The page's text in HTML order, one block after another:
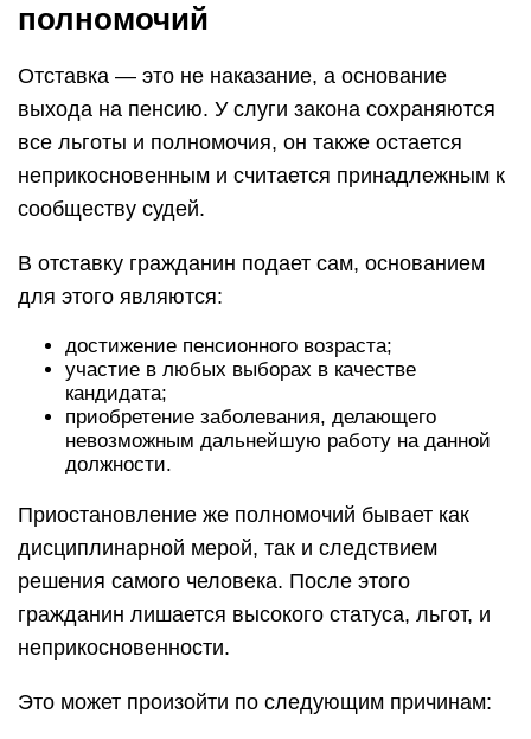
полномочий
Отставка — это не наказание, а основание
выхода на пенсию. У слуги закона сохраняются
все льготы и полномочия, он также остается
неприкосновенным и считается принадлежным к
сообществу судей.
В отставку гражданин подает сам, основанием
для этого являются:
достижение пенсионного возраста;
участие в любых выборах в качестве
кандидата;
приобретение заболевания, делающего
невозможным дальнейшую работу на данной
должности.
Приостановление же полномочий бывает как
дисциплинарной мерой, так и следствием
решения самого человека. После этого
гражданин лишается высокого статуса, льгот, и
неприкосновенности.
Это может произойти по следующим причинам: